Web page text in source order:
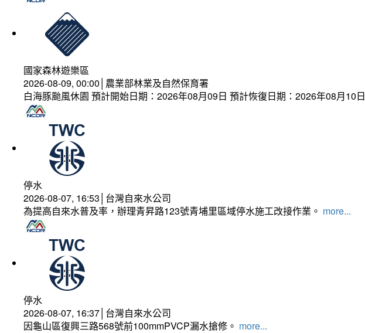
國家森林遊樂區
2026-08-09, 00:00│農業部林業及自然保育署
白海豚颱風休園 預計開始日期：2026年08月09日 預計恢復日期：2026年08月10日
停水
2026-08-07, 16:53│台灣自來水公司
為提高自來水普及率，辦理青昇路123號青埔里區域停水施工改接作業。 more...
停水
2026-08-07, 16:37│台灣自來水公司
因龜山區復興三路568號前100mmPVCP漏水搶修。 more...